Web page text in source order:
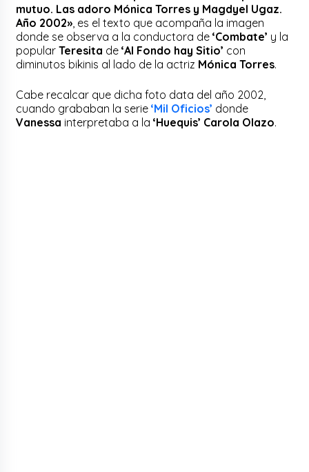
mutuo. Las adoro Mónica Torres y Magdyel Ugaz.
Año 2002» , es el texto que acompaña la imagen
donde se observa a la conductora de ‘Combate’ y la
popularTeresita de ‘Al Fondo hay Sitio’ con
diminutos bikinis al lado de la actriz Mónica Torres.
Cabe recalcar que dicha foto data del año 2002,
cuando grababan la serie‘Mil Oficios’ donde
Vanessa interpretaba a la‘Huequis’ Carola Olazo.